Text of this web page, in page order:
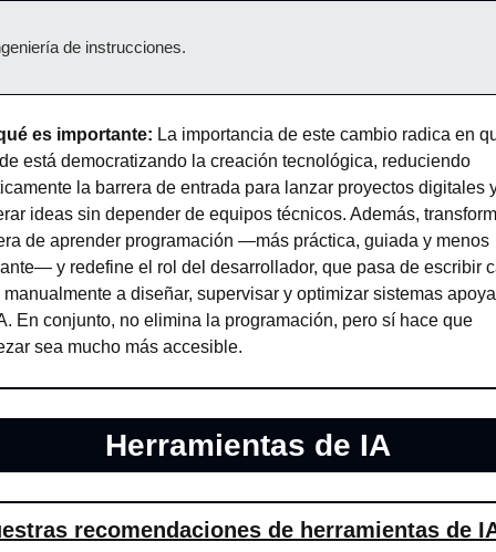
de instrucciones.
es importante: La importancia de este cambio radica en
está democratizando la creación tecnológica, reduciendo
la barrera de entrada para lanzar proyectos digitales
ideas sin depender de equipos técnicos. Además,
de aprender programación —más práctica, guiada y menos
y redefine el rol del desarrollador, que pasa de escribir
a diseñar, supervisar y optimizar sistemas
En conjunto, no elimina la programación, pero sí hace que
sea mucho más accesible.
Herramientas de IA
recomendaciones de herramientas de